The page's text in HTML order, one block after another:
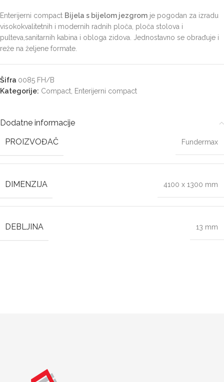
Enterijerni compact Bijela s bijelom jezgrom je pogodan za izradu
visokokvalitetnih i modernih radnih ploča, ploča stolova i
pulteva,sanitarnih kabina i obloga zidova. Jednostavno se obrađuje i
reže na željene formate.
Šifra 0085 FH/B
Kategorije: Compact Enterijerni compact
Dodatne informacije
PROIZVOĐAČ
Fundermax
DIMENZIJA 4100 x 1300 mm
DEBLJINA 13 mm